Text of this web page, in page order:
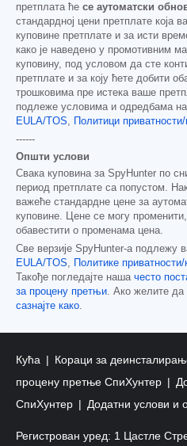
претплата ће се аутоматски
стандардној цени претплате која
куповине претплате и за исти
како је наведено у промотивним
куповину, под условом да сте
претплате и за коју ћете добити
трошковима пре истека ваше
подлеже условима и одредбама на
EULA/TOS
Политици
------
Општи услови
Свака куповина за SpyHunter по
период претплате са попустом.
важеће стандардне цене за
куповине. Цене се могу
обавестити о променама цена.
Све верзије SpyHunter-а подлежу
EULA/TOS
Политике
Такође погледајте наша често
за процену претњи . Ако желите
сазнајте како
Кућа Кораци за
процену претње СпиХунтер
СпиХунтер
Додатни услови и
Регистрован уред: 1 Цастле